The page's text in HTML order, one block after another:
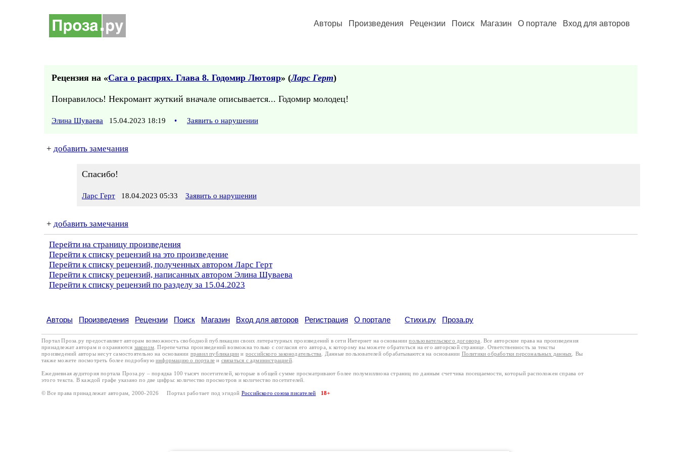
Авторы Произведения Рецензии Поиск Магазин О портале Вход для авторов
Рецензия на «Сага о распрях. Глава 8. Годомир Лютояр» (Ларс Герт)
Понравилось! Некромант жуткий вначале описывается... Годомир молодец!
Элина Шуваева 15.04.2023 18:19 • Заявить о нарушении
+ добавить замечания
Спасибо!
Ларс Герт 18.04.2023 05:33 Заявить о нарушении
+ добавить замечания
Перейти на страницу произведения
Перейти к списку рецензий на это произведение
Перейти к списку рецензий, полученных автором Ларс Герт
Перейти к списку рецензий, написанных автором Элина Шуваева
Перейти к списку рецензий по разделу за 15.04.2023
Авторы Произведения Рецензии Поиск Магазин Вход для авторов Регистрация О портале Стихи.ру Проза.ру
Портал Проза.ру предоставляет авторам возможность свободной публикации своих литературных произведений в сети Интернет на основаниипользовательского договора
. Все авторские права на произведения
принадлежат авторам и охраняются законом . Перепечатка произведений возможна только с согласия его автора, к которому вы можете обратиться на его авторской странице. Ответственность за тексты
произведений авторы несут самостоятельно на основании правил публикации и российского законодательства . Данные пользователей обрабатываются на основании Политики обработки персональных данных
. Вы
также можете посмотреть более подробную информацию о портале и связаться с администрацией.
Ежедневная аудитория портала Проза.ру – порядка 100 тысяч посетителей, которые в общей сумме просматривают более полумиллиона страниц по данным счетчика посещаемости, который расположен справа от
этого текста. В каждой графе указано по две цифры: количество просмотров и количество посетителей.
© Все права принадлежат авторам, 2000-2026 Портал работает под эгидой Российского союза писателей 18+